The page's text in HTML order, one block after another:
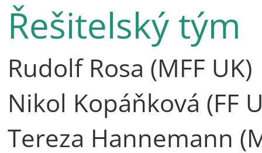
Řešitelský tým
Rudolf Rosa (MFF UK)
Nikol Kopáňková (FF
Tereza Hannemann